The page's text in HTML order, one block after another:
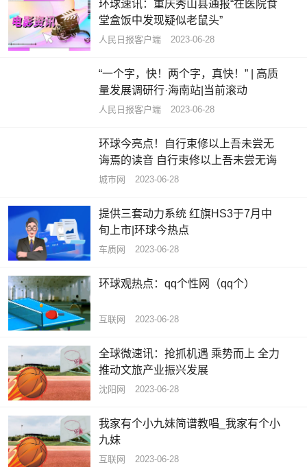
环球速讯：重庆秀山县通报“在医院食
堂盒饭中发现疑似老鼠头”
人民日报客户端 2023-06-28
“一个字，快！两个字，真快！” | 高质
量发展调研行·海南站|当前滚动
​人民日报客户端 2023-06-28
环球今亮点！自行束修以上吾未尝无
诲焉的读音 自行束修以上吾未尝无诲
城市网 2023-06-28
提供三套动力系统 红旗HS3于7月中
旬上市|环球今热点
车质网 2023-06-28
环球观热点：qq个性网（qq个）
互联网 2023-06-28
全球微速讯：抢抓机遇 乘势而上 全力
推动文旅产业振兴发展
沈阳网 2023-06-28
我家有个小九妹简谱教唱_我家有个小
九妹
互联网 2023-06-28